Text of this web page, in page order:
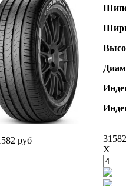
руб
X